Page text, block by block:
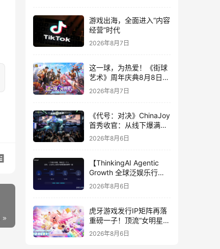
游戏出海，全面进入“内容
经营”时代
2026年8月7日
这一球，为热爱！《街球
艺术》周年庆典8月8日正
式上线，多重福利与全新
内容同步开启
2026年8月7日
《代号：对决》ChinaJoy
首秀收官：从线下爆满看
见玩家的真实期待
2026年8月6日
【ThinkingAI Agentic
Growth 全球泛娱乐行业
峰会】Agent 时代，人到
底负责什么
2026年8月6日
虎牙游戏发行IP矩阵再落
重磅一子！顶流“女明星”
ZANMANG LOOPY 正版
2026年8月6日